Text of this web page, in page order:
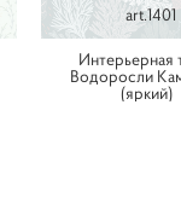
art.1401
Интерьерная
Водоросли
(яркий)